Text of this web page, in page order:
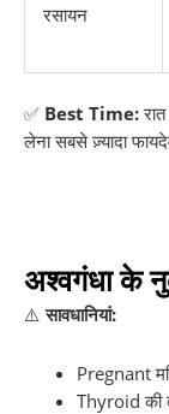
रसायन
✅ Best Time:
लेना सबसे ज़्यादा
अश्वगंधा के
⚠️सावधानियां:
Pregnant
Thyroid की